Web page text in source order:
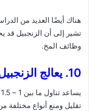
هناك أيضًا العديد من
تشير إلى أن الزنجبيل قد
وظائف المخ.
10. يعالج الزنجبيل غثيان الصباح
تقليل ومنع أنواع مختلفة